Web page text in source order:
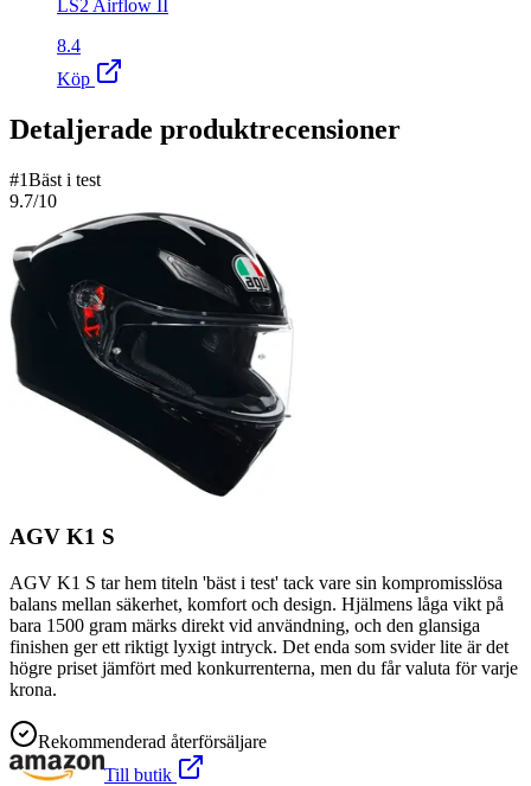
LS2 Airflow II
8.4
Köp
Detaljerade produktrecensioner
#1Bäst i test
9.7/10
AGV K1 S
AGV K1 S tar hem titeln 'bäst i test' tack vare sin kompromisslösa
balans mellan säkerhet, komfort och design. Hjälmens låga vikt på
bara 1500 gram märks direkt vid användning, och den glansiga
finishen ger ett riktigt lyxigt intryck. Det enda som svider lite är det
högre priset jämfört med konkurrenterna, men du får valuta för varje
krona.
Rekommenderad återförsäljare
Till butik